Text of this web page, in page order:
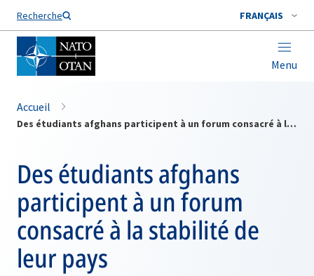
Recherche FRANÇAIS
Menu
Nom de famille*
Accueil
Des étudiants afghans participent à un forum consacré à la stabilité de leur pays
Des étudiants afghans
participent à un forum
consacré à la stabilité de
leur pays